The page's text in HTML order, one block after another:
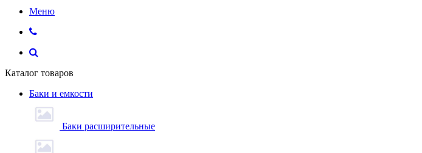
Меню
Каталог товаров
Баки и емкости
Баки расширительные